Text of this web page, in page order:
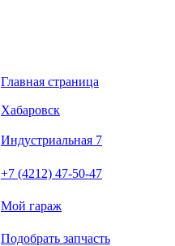
Главная страница
Хабаровск
Индустриальная 7
+7 (4212) 47-50-47
Мой гараж
Подобрать запчасть